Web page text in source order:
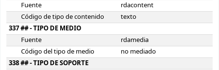
Fuente
rdacontent
Código de tipo de contenido
texto
337 ## - TIPO DE MEDIO
Fuente
rdamedia
Código del tipo de medio
no mediado
338 ## - TIPO DE SOPORTE